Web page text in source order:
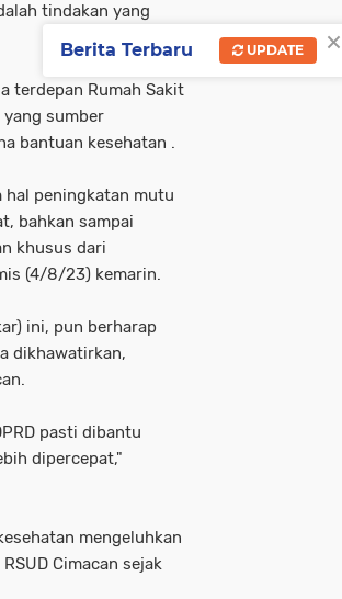
tindakan yang
terdepan Rumah Sakit
sumber
bantuan kesehatan .
hal peningkatan mutu
bahkan sampai
khusus dari
(4/8/23) kemarin.
ini, pun berharap
dikhawatirkan,
pasti dibantu
dipercepat,"
mengeluhkan
Cimacan sejak
×
Berita Terbaru UPDATE